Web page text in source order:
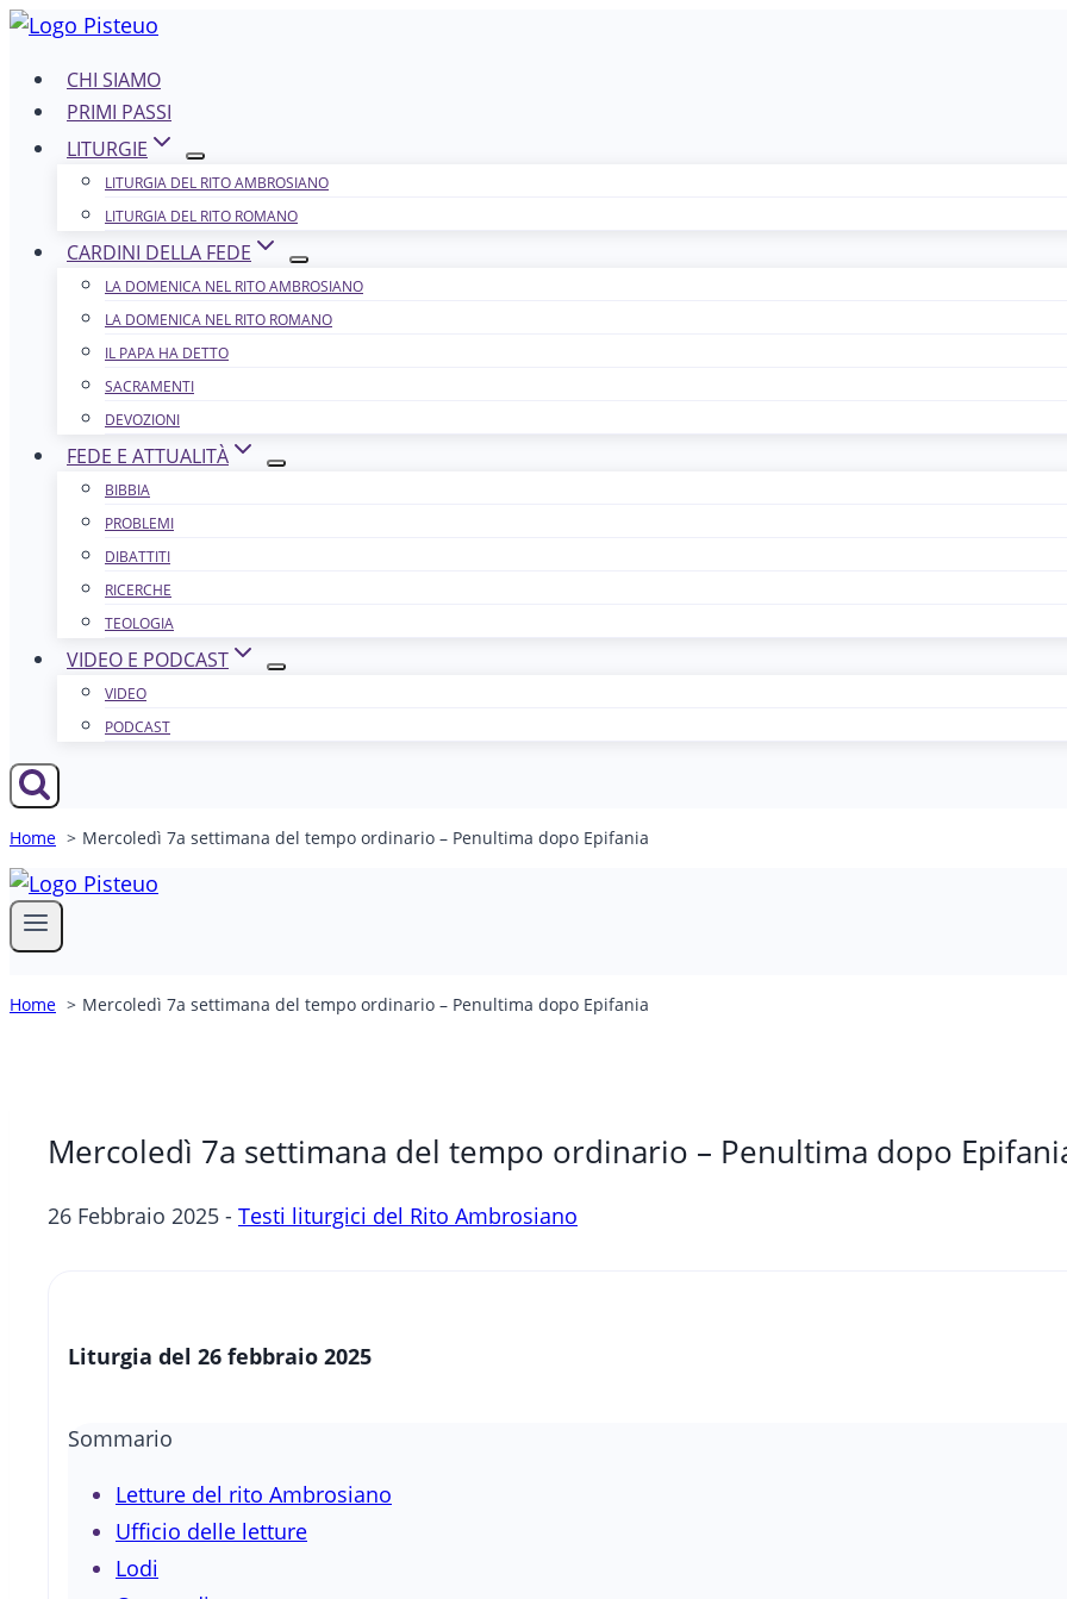
Salta
contenutoCHI SIAMO
PRIMI PASSI
LITURGIE
LITURGIA DEL RITO AMBROSIANO
LITURGIA DEL RITO ROMANO
CARDINI DELLA FEDE
LA DOMENICA NEL R​​​​​​ITO AMBROSIANO
LA DOMENICA NEL RITO ROMANO
IL PAPA HA DETTO
SACRAMENTI
DEVOZIONI
FEDE E ATTUALITÀ
BIBBIA
PROBLEMI
DIBATTITI
RICERCHE
TEOLOGIA
VIDEO E PODCAST
VIDEO
PODCAST
Home Mercoledì 7a settimana del tempo ordinario – Penultima dopo Epifania
Home Mercoledì 7a settimana del tempo ordinario – Penultima dopo Epifania
Mercoledì 7a settimana del tempo ordinario – Penultima dopo
26 Febbraio 2025 - Testi liturgici del Rito Ambrosiano
Liturgia del 26 febbraio 2025
Sommario
Letture del rito Ambrosiano
Ufficio delle letture
Lodi